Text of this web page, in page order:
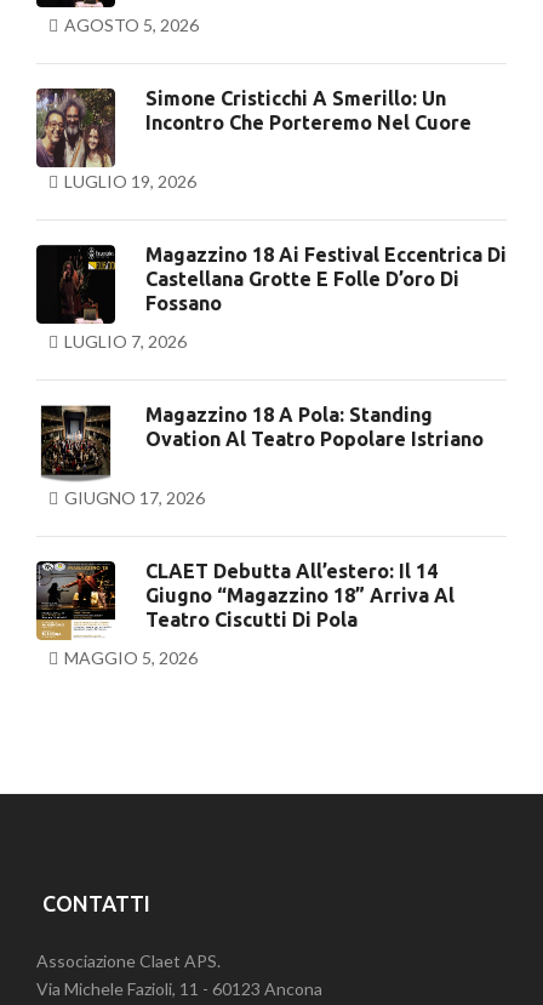
AGOSTO 5, 2026
Simone Cristicchi A Smerillo: Un
Incontro Che Porteremo Nel Cuore
LUGLIO 19, 2026
Magazzino 18 Ai Festival Eccentrica Di
Castellana Grotte E Folle D’oro Di
Fossano
LUGLIO 7, 2026
Magazzino 18 A Pola: Standing
Ovation Al Teatro Popolare Istriano
GIUGNO 17, 2026
CLAET Debutta All’estero: Il 14
Giugno “Magazzino 18” Arriva Al
Teatro Ciscutti Di Pola
MAGGIO 5, 2026
CONTATTI
Associazione Claet APS.
Via Michele Fazioli, 11 - 60123 Ancona